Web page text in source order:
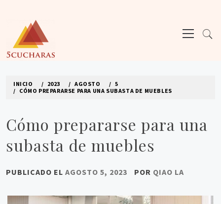
contenido
principal
INICIO 2023 AGOSTO
5
CÓMO PREPARARSE PARA UNA SUBASTA DE MUEBLES
Cómo prepararse para una
subasta de muebles
PUBLICADO EL AGOSTO 5, 2023 POR QIAO LA